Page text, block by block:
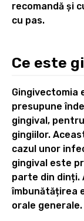
recomandă și
cu pas.
Ce este
Gingivectomia
presupune
gingival,
gingiilor.
cazul unor
gingival este
parte din dinți.
îmbunătățirea
orale generale.